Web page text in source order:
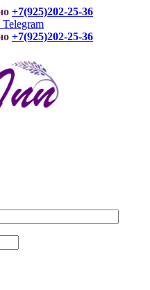
+7(925)202-25-36
Telegram
+7(925)202-25-36